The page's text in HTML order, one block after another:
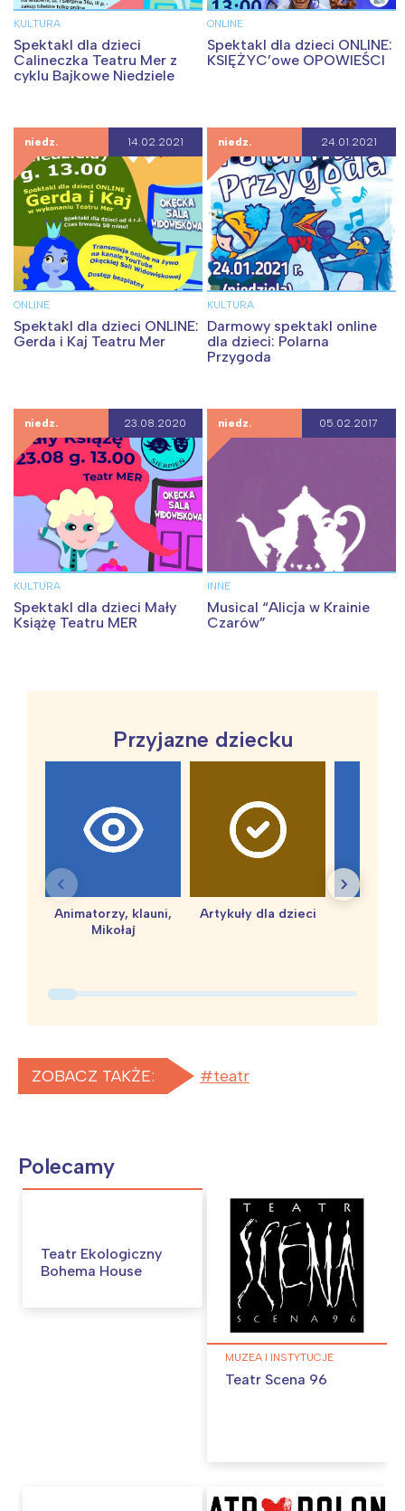
KULTURA
Spektakl dla dzieci
Calineczka Teatru Mer z
cyklu Bajkowe Niedziele
ONLINE
Spektakl dla dzieci ONLINE:
KSIĘŻYC’owe OPOWIEŚCI
niedz. 14.02.2021
ONLINE
Spektakl dla dzieci ONLINE:
Gerda i Kaj Teatru Mer
niedz. 24.01.2021
KULTURA
Darmowy spektakl online
dla dzieci: Polarna
Przygoda
niedz. 23.08.2020
KULTURA
Spektakl dla dzieci Mały
Książę Teatru MER
niedz. 05.02.2017
INNE
Musical “Alicja w Krainie
Czarów”
Przyjazne dziecku
Animatorzy, klauni,
Mikołaj
Artykuły dla dzieci
ZOBACZ TAKŻE: teatr
Polecamy
Teatr Ekologiczny
Bohema House
MUZEA I INSTYTUCJE
Teatr Scena 96
Interesują mnie wydarzenia z
Kraków